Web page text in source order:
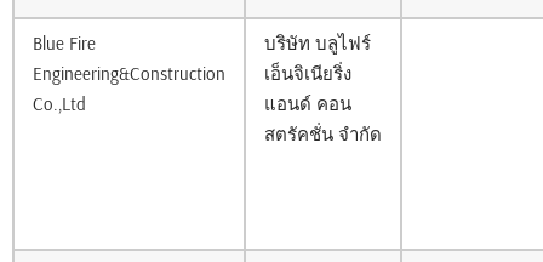
Blue Fire
Engineering&Construction
Co.,Ltd
บริษัท บลูไฟร์
เอ็นจิเนียริ่ง
แอนด์ คอน
สตรัคชั่น จำกัด